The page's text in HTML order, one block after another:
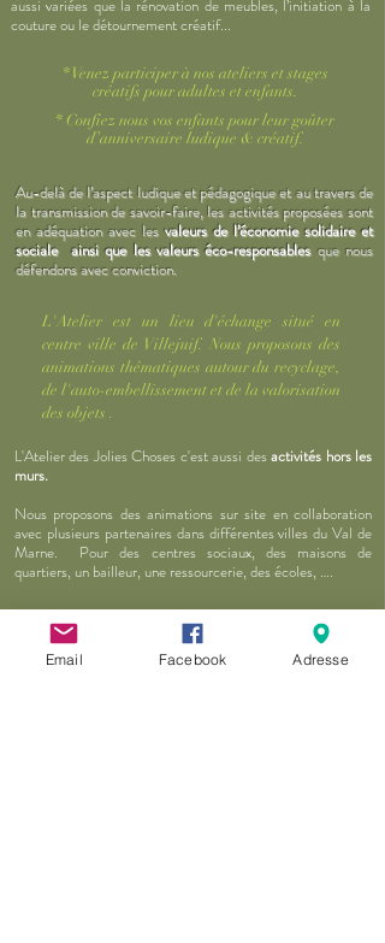
aussi variées que la rénovation de meubles, l’initiation à la
couture ou le détournement créatif...
* Venez participer à nos ateliers et stages
créatifs pour adultes et enfants.
* Confiez nous vos enfants pour leur goûter
d’anniversaire ludique & créatif.
Au-delà de l’aspect ludique et pédagogique et au travers de
la transmission de savoir-faire, les activités proposées sont
en adéquation avec lesvaleurs de l’économie solidaire et
sociale ainsi que les valeurs éco-responsablesque nous
défendons avec conviction.
L'Atelier est un lieu d'échange situé en
centre ville de Villejuif. Nous proposons des
animations thématiques autour du recyclage,
de l'auto-embellissement et de la valorisation
des objets .
L'Atelier des Jolies Choses c'est aussi desactivités hors les
murs.
Nous proposons des animations sur site en collaboration
avec plusieurs partenaires dans différentes villes du Val de
Marne. Pour des centres sociaux, des maisons de
quartiers, un bailleur, une ressourcerie, des écoles, ….
Association "Atelier des Jolies Choses"
Email Facebook Adresse